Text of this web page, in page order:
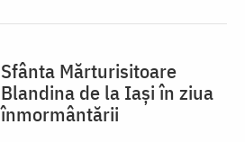
Sfânta Mărturisitoare
Blandina de la Iași în ziua
înmormântării